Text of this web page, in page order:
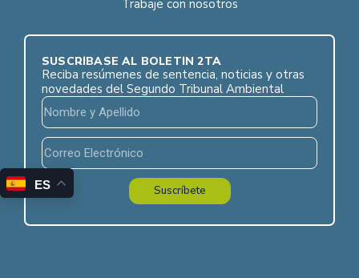
Trabaje con nosotros
SUSCRÍBASE AL BOLETÍN 2TA
Reciba resúmenes de sentencia, noticias y otras
novedades del Segundo Tribunal Ambiental
Suscríbete
ES